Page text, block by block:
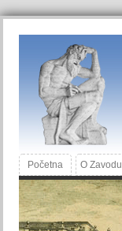
Početna O Zavodu